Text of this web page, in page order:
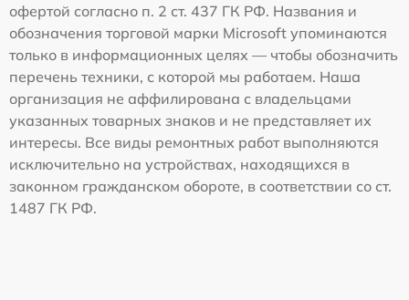
офертой согласно п. 2 ст. 437 ГК РФ. Названия и
обозначения торговой марки Microsoft упоминаются
только в информационных целях — чтобы обозначить
перечень техники, с которой мы работаем. Наша
организация не аффилирована с владельцами
указанных товарных знаков и не представляет их
интересы. Все виды ремонтных работ выполняются
исключительно на устройствах, находящихся в
законном гражданском обороте, в соответствии со ст.
1487 ГК РФ.